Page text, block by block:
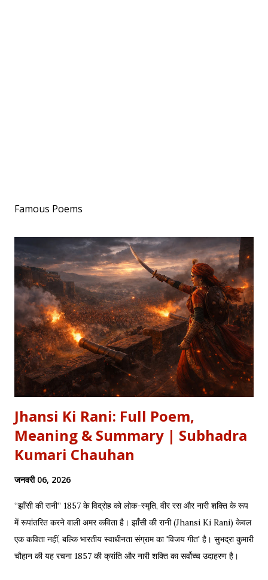
Famous Poems
Jhansi Ki Rani: Full Poem,
Meaning & Summary | Subhadra
Kumari Chauhan
जनवरी 06, 2026
“झाँसी की रानी” 1857 के विद्रोह को लोक-स्मृति, वीर रस और नारी शक्ति के रूप
में रूपांतरित करने वाली अमर कविता है। झाँसी की रानी (Jhansi Ki Rani) केवल
एक कविता नहीं, बल्कि भारतीय स्वाधीनता संग्राम का 'विजय गीत' है। सुभद्रा कुमारी
चौहान की यह रचना 1857 की क्रांति और नारी शक्ति का सर्वोच्च उदाहरण है।